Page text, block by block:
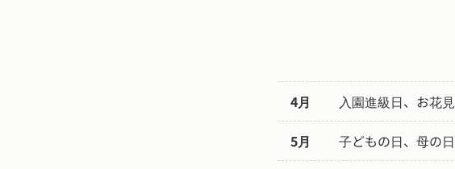
4月 入園進級日、お花見
5月 子どもの日、母の日